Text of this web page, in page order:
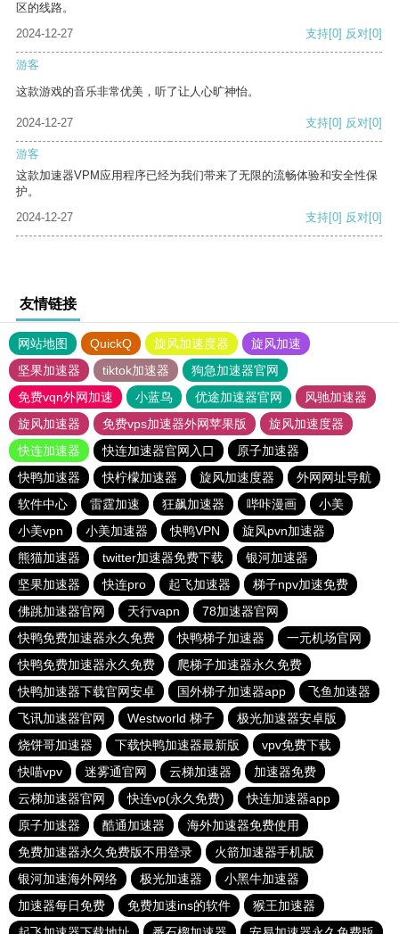
区的线路。
2024-12-27
支持[0] 反对[0]
游客
这款游戏的音乐非常优美，听了让人心旷神怡。
2024-12-27 支持[0] 反对[0]
游客
这款加速器VPM应用程序已经为我们带来了无限的流畅体验和安全性保
护。
2024-12-27
支持[0] 反对[0]
友情链接
网站地图 QuickQ 旋风加速度器
旋风加速
坚果加速器
tiktok加速器
狗急加速器官网
免费vqn外网加速
小蓝鸟 优途加速器官网
风驰加速器
旋风加速器
免费vps加速器外网苹果版
旋风加速度器
快连加速器
快连加速器官网入口
原子加速器
快鸭加速器
快柠檬加速器 旋风加速度器
外网网址导航
软件中心
雷霆加速 狂飙加速器 哔咔漫画
小美
小美vpn
小美加速器 快鸭VPN
旋风pvn加速器
熊猫加速器
twitter加速器免费下载
银河加速器
坚果加速器
快连pro 起飞加速器
梯子npv加速免费
佛跳加速器官网
天行vapn
78加速器官网
快鸭免费加速器永久免费
快鸭梯子加速器
一元机场官网
快鸭免费加速器永久免费
爬梯子加速器永久免费
快鸭加速器下载官网安卓
国外梯子加速器app
飞鱼加速器
飞讯加速器官网
Westworld 梯子
极光加速器安卓版
烧饼哥加速器
下载快鸭加速器最新版
vpv免费下载
快喵vpv
迷雾通官网 云梯加速器
加速器免费
云梯加速器官网
快连vp(永久免费)
快连加速器app
原子加速器
酷通加速器
海外加速器免费使用
免费加速器永久免费版不用登录
火箭加速器手机版
银河加速海外网络
极光加速器
小黑牛加速器
加速器每日免费
免费加速ins的软件
猴王加速器